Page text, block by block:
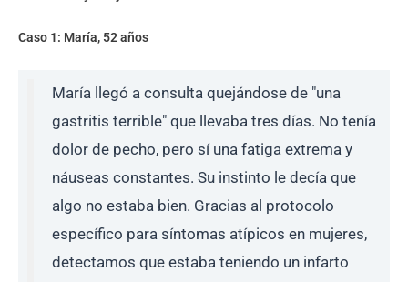
Caso 1: María, 52 años
María llegó a consulta quejándose de "una
gastritis terrible" que llevaba tres días. No tenía
dolor de pecho, pero sí una fatiga extrema y
náuseas constantes. Su instinto le decía que
algo no estaba bien. Gracias al protocolo
específico para síntomas atípicos en mujeres,
detectamos que estaba teniendo un infarto